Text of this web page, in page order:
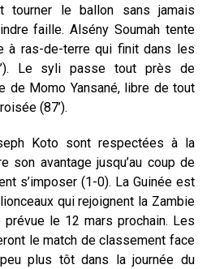
tourner le ballon sans jamais
faille. Alsény Soumah tente
à ras-de-terre qui finit dans les
Le syli passe tout près de
de Momo Yansané, libre de tout
(87’).
Koto sont respectées à la
son avantage jusqu’au coup de
s’imposer (1-0). La Guinée est
qui rejoignent la Zambie
prévue le 12 mars prochain. Les
le match de classement face
plus tôt dans la journée du